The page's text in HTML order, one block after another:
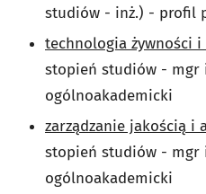
studiów - inż.) - profil
technologia żywności i
stopień studiów - mgr
ogólnoakademicki
zarządzanie jakością i
stopień studiów - mgr
ogólnoakademicki